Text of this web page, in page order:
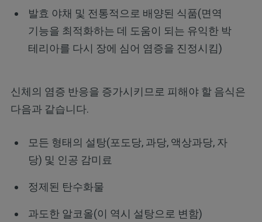
발효 야채 및 전통적으로 배양된 식품(면역
기능을 최적화하는 데 도움이 되는 유익한 박
테리아를 다시 장에 심어 염증을 진정시킴)
신체의 염증 반응을 증가시키므로 피해야 할 음식은
다음과 같습니다.
모든 형태의 설탕(포도당, 과당, 액상과당, 자
당) 및 인공 감미료
정제된 탄수화물
과도한 알코올(이 역시 설탕으로 변함)